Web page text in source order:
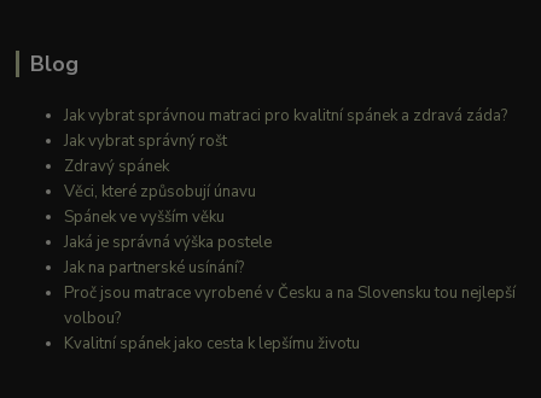
Blog
Jak vybrat správnou matraci pro kvalitní spánek a zdravá záda?
Jak vybrat správný rošt
Zdravý spánek
Věci, které způsobují únavu
Spánek ve vyšším věku
Jaká je správná výška postele
Jak na partnerské usínání?
Proč jsou matrace vyrobené v Česku a na Slovensku tou nejlepší
volbou?
Kvalitní spánek jako cesta k lepšímu životu